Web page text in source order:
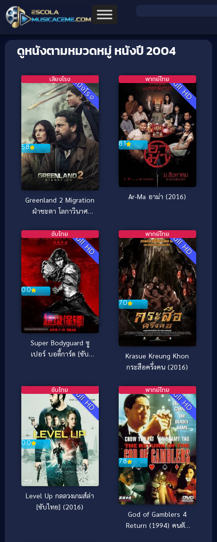
ดูหนังตามหมวดหมู่ หนังปี 2004
หนังโรง
5.8
เสียงโรง
Greenland 2 Migration
ฝ่าชะตา โลกาวินาศ
Full HD
8.1
พากย์ไทย
Ar-Ma อาม่า (2016)
Full HD
0.0
ซับไทย
Super Bodyguard ซู
เปอร์ บอดี้การ์ด [ซับ
Full HD
7.0
พากย์ไทย
Krasue Kreung Khon
กระสือครึ่งคน (2016)
Full HD
0.0
ซับไทย
Level Up กลลวงเกมส์ล่า
[ซับไทย] (2016)
Full HD
7.8
พากย์ไทย
God of Gamblers 4
Return (1994) คนตัด